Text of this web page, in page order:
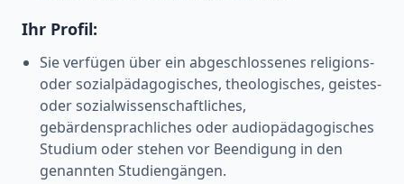
Ihr Profil:
Sie verfügen über ein abgeschlossenes religions-
oder sozialpädagogisches, theologisches, geistes-
oder sozialwissenschaftliches,
gebärdensprachliches oder audiopädagogisches
Studium oder stehen vor Beendigung in den
genannten Studiengängen.